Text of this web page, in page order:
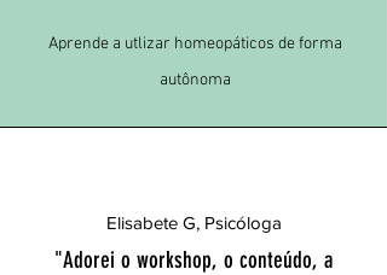
Aprende a utlizar homeopáticos de forma
autônoma
Elisabete G, Psicóloga
"Adorei o workshop, o conteúdo, a